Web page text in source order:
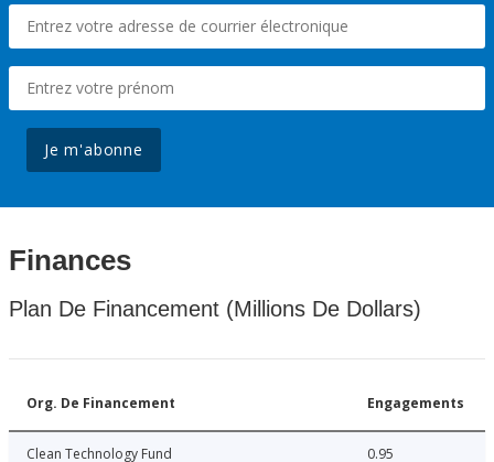
Je m'abonne
Finances
Plan De Financement (Millions De Dollars)
Org. De Financement Engagements
Clean Technology Fund 0.95